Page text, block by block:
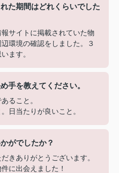
た期間はどれくらいでした
サイトに掲載されていた物
環境の確認をしました。３
ます。
手を教えてください。
ること。
日当たりが良いこと。
がでしたか？
きありがとうございます。
に出会えました！